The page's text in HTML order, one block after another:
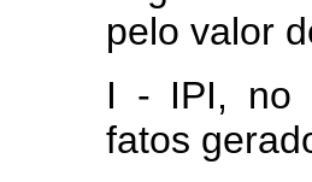
pelo valor
I - IPI, no
fatos